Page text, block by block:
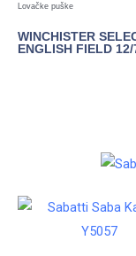
Lovačke puške
WINCHISTER
ENGLISH FIELD 12/